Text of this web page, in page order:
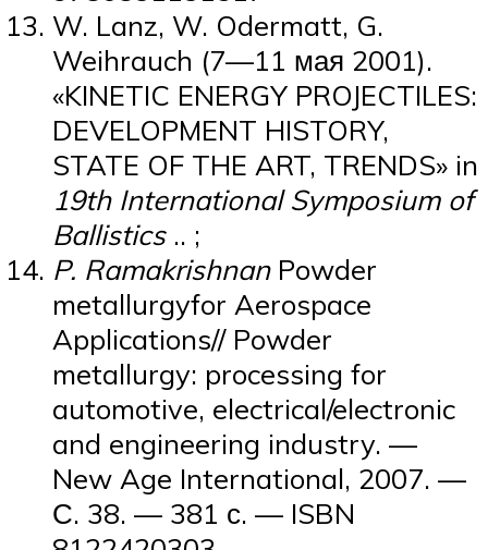
W. Lanz, W. Odermatt, G.
Weihrauch (7—11 мая 2001).
«KINETIC ENERGY PROJECTILES:
DEVELOPMENT HISTORY,
STATE OF THE ART, TRENDS» in
19th International Symposium of
Ballistics.. ;
P. RamakrishnanPowder
metallurgyfor Aerospace
Applications// Powder
metallurgy: processing for
automotive, electrical/electronic
and engineering industry. —
New Age International, 2007. —
С. 38. — 381 с. — ISBN